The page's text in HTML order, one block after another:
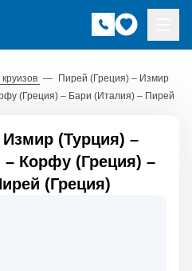
— Пирей (Греция) – Измир
(Греция) – Бари (Италия) – Пирей
Измир (Турция) –
– Корфу (Греция) –
(Греция)